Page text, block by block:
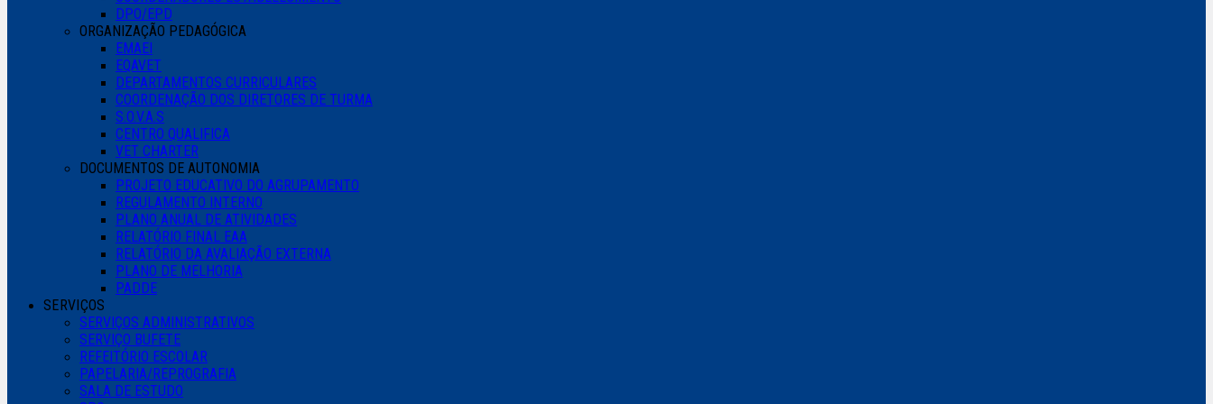
DPO/EPD
ORGANIZAÇÃO PEDAGÓGICA
EMAEI
EQAVET
DEPARTAMENTOS CURRICULARES
COORDENAÇÃO DOS DIRETORES DE TURMA
S.O.V.A.S
CENTRO QUALIFICA
VET CHARTER
DOCUMENTOS DE AUTONOMIA
PROJETO EDUCATIVO DO AGRUPAMENTO
REGULAMENTO INTERNO
PLANO ANUAL DE ATIVIDADES
RELATÓRIO FINAL EAA
RELATÓRIO DA AVALIAÇÃO EXTERNA
PLANO DE MELHORIA
PADDE
SERVIÇOS
SERVIÇOS ADMINISTRATIVOS
SERVIÇO BUFETE
REFEITÓRIO ESCOLAR
PAPELARIA/REPROGRAFIA
SALA DE ESTUDO